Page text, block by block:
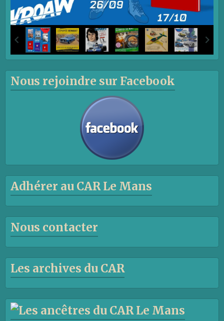
Nous rejoindre sur Facebook
Adhérer au CAR Le Mans
Nous contacter
Les archives du CAR